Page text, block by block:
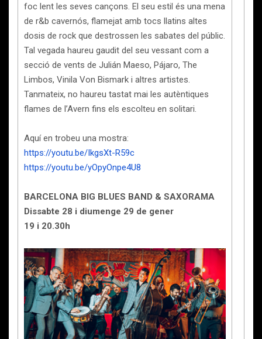
foc lent les seves cançons. El seu estil és una mena
de r&b cavernós, flamejat amb tocs llatins altes
dosis de rock que destrossen les sabates del públic.
Tal vegada haureu gaudit del seu vessant com a
secció de vents de Julián Maeso, Pájaro, The
Limbos, Vinila Von Bismark i altres artistes.
Tanmateix, no haureu tastat mai les autèntiques
flames de l’Avern fins els escolteu en solitari.
Aquí en trobeu una mostra:
https://youtu.be/IkgsXt-R59c
https://youtu.be/yOpyOnpe4U8
BARCELONA BIG BLUES BAND & SAXORAMA
Dissabte 28 i diumenge 29 de gener
19 i 20.30h